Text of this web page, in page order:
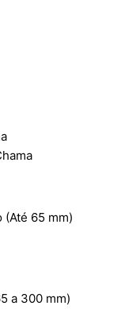
(Até 65 mm)
a 300 mm)